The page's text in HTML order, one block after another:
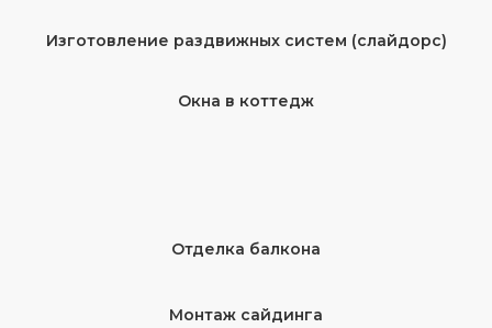
Изготовление раздвижных систем (слайдорс)
Окна в коттедж
Отделка балкона
Монтаж сайдинга